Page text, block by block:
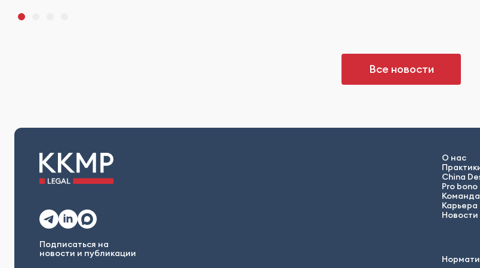
Все новости
Подписаться на
новости и публикации
О нас
China
Pro bono
Команда
Карьера
Новости